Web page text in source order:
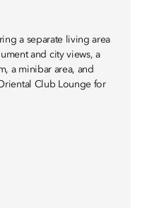
a separate living area
and city views, a
a minibar area, and
Club Lounge for